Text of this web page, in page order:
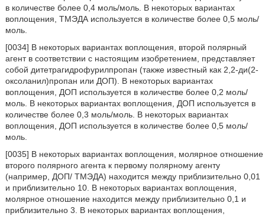
в количестве более 0,4 моль/моль. В некоторых вариантах
воплощения, ТМЭДА используется в количестве более 0,5 моль/
моль.
[0034] В некоторых вариантах воплощения, второй полярный
агент в соответствии с настоящим изобретением, представляет
собой дитетрагидрофурилпропан (также известный как 2,2-ди(2-
оксоланил)пропан или ДОП). В некоторых вариантах
воплощения, ДОП используется в количестве более 0,2 моль/
моль. В некоторых вариантах воплощения, ДОП используется в
количестве более 0,3 моль/моль. В некоторых вариантах
воплощения, ДОП используется в количестве более 0,5 моль/
моль.
[0035] В некоторых вариантах воплощения, молярное отношение
второго полярного агента к первому полярному агенту
(например, ДОП/ ТМЭДА) находится между приблизительно 0,01
и приблизительно 10. В некоторых вариантах воплощения,
молярное отношение находится между приблизительно 0,1 и
приблизительно 3. В некоторых вариантах воплощения,